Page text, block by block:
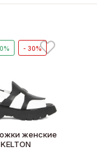
- 30%
женские
KELTON